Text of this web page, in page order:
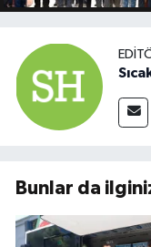
Bunlar da